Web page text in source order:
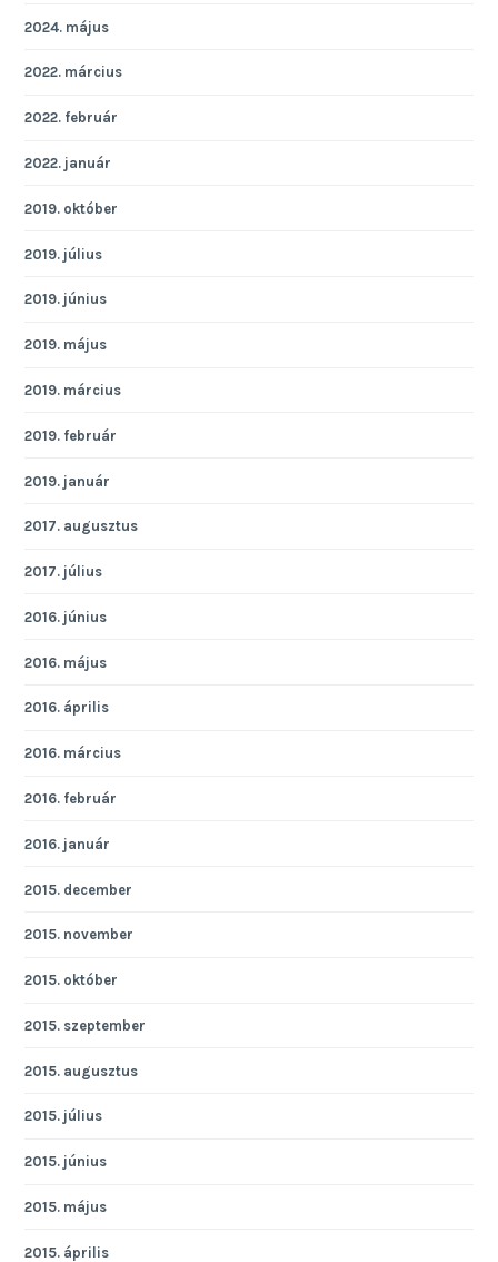
2024. május
2022. március
2022. február
2022. január
2019. október
2019. július
2019. június
2019. május
2019. március
2019. február
2019. január
2017. augusztus
2017. július
2016. június
2016. május
2016. április
2016. március
2016. február
2016. január
2015. december
2015. november
2015. október
2015. szeptember
2015. augusztus
2015. július
2015. június
2015. május
2015. április